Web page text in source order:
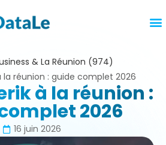
& La Réunion (974)
la réunion : guide complet 2026
à la réunion :
2026
16 juin 2026